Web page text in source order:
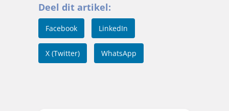
Deel dit artikel:
Facebook LinkedIn
X (Twitter) WhatsApp